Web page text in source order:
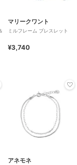
マリークワント
ミルフレーム ブレスレット
¥3,740
アネモネ